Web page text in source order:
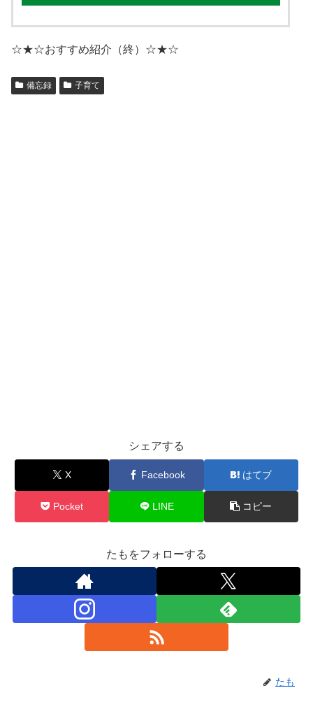
☆★☆おすすめ紹介（終）☆★☆
備忘録 子育て
シェアする
X Facebook はてブ
Pocket LINE コピー
たもをフォローする
たも